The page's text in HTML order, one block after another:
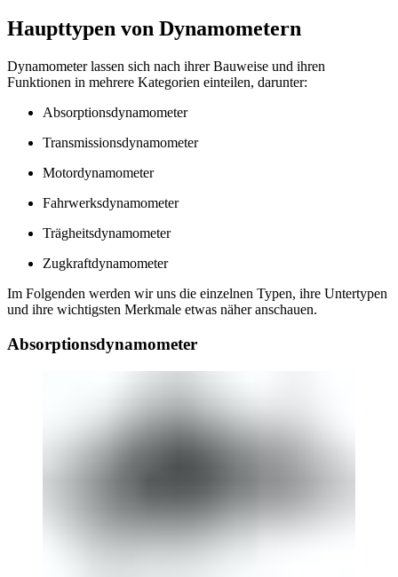
Haupttypen von Dynamometern
Dynamometer lassen sich nach ihrer Bauweise und ihren
Funktionen in mehrere Kategorien einteilen, darunter:
Absorptionsdynamometer
Transmissionsdynamometer
Motordynamometer
Fahrwerksdynamometer
Trägheitsdynamometer
Zugkraftdynamometer
Im Folgenden werden wir uns die einzelnen Typen, ihre Untertypen
und ihre wichtigsten Merkmale etwas näher anschauen.
Absorptionsdynamometer